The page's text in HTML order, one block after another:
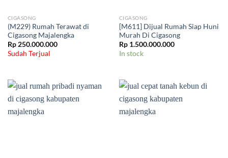
CIGASONG
(M229) Rumah Terawat di
Cigasong Majalengka
Rp250.000.000
Sudah Terjual
CIGASONG
[M611] Dijual Rumah Siap Huni
Murah Di Cigasong
Rp1.500.000.000
In stock